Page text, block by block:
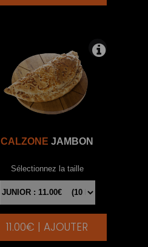
CALZONE JAMBON
Sélectionnez la taille
|
11.00€ | AJOUTER